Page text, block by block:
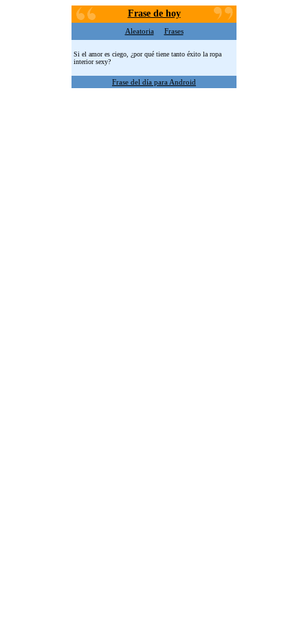
Frase de hoy
Aleatoria Frases
Si el amor es ciego, ¿por qué tiene tanto éxito la ropa
interior sexy?
Frase del día para Android